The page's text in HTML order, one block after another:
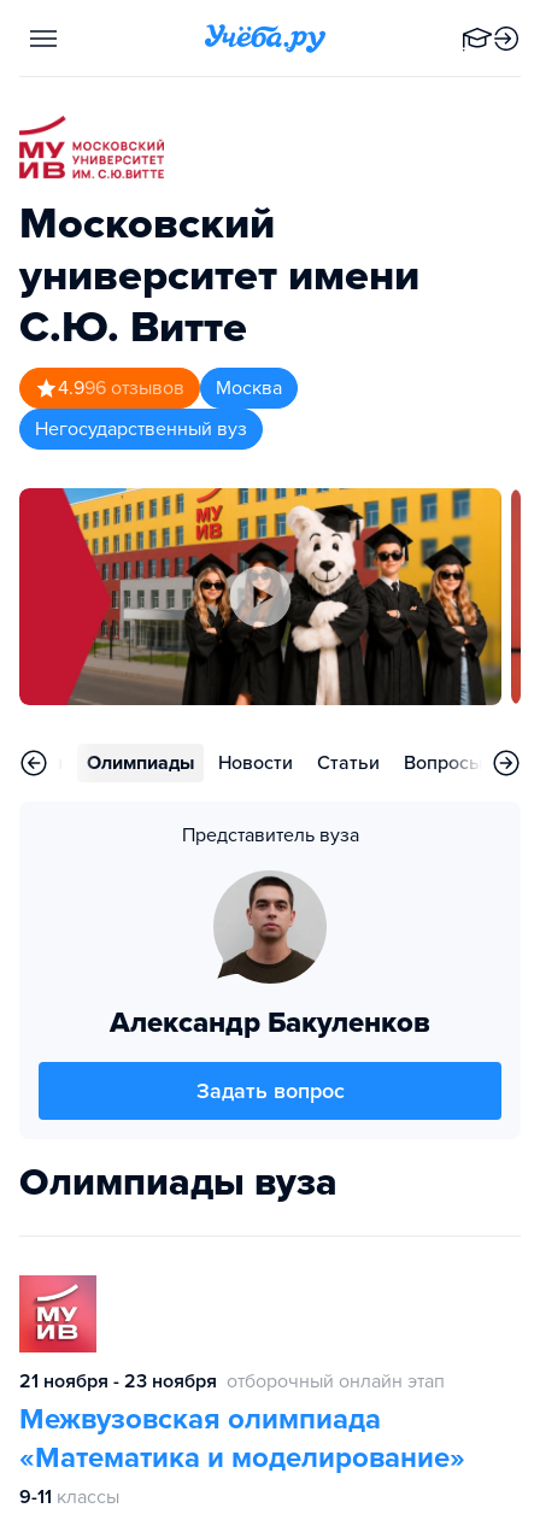
Московский
университет имени
С.Ю. Витте
4.996 отзывов
Москва
Негосударственный вуз
Олимпиады Новости Статьи Вопросы
Представитель вуза
Александр Бакуленков
Задать вопрос
Олимпиады вуза
21 ноября - 23 ноября отборочный онлайн этап
Межвузовская олимпиада
«Математика и моделирование»
9-11 классы